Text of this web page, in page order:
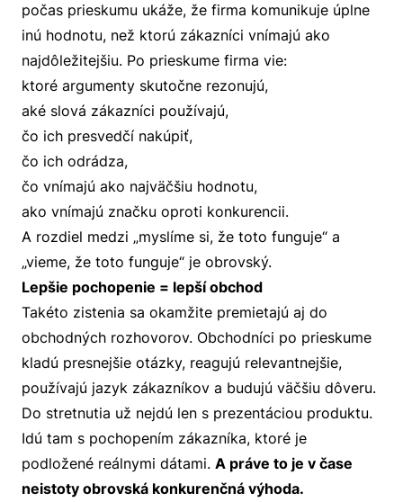
počas prieskumu ukáže, že firma komunikuje úplne
inú hodnotu, než ktorú zákazníci vnímajú ako
najdôležitejšiu. Po prieskume firma vie:
ktoré argumenty skutočne rezonujú,
aké slová zákazníci používajú,
čo ich presvedčí nakúpiť,
čo ich odrádza,
čo vnímajú ako najväčšiu hodnotu,
ako vnímajú značku oproti konkurencii.
A rozdiel medzi „myslíme si, že toto funguje“ a
„vieme, že toto funguje“ je obrovský.
Lepšie pochopenie = lepší obchod
Takéto zistenia sa okamžite premietajú aj do
obchodných rozhovorov. Obchodníci po prieskume
kladú presnejšie otázky, reagujú relevantnejšie,
používajú jazyk zákazníkov a budujú väčšiu dôveru.
Do stretnutia už nejdú len s prezentáciou produktu.
Idú tam s pochopením zákazníka, ktoré je
podložené reálnymi dátami. A práve to je v čase
neistoty obrovská konkurenčná výhoda.